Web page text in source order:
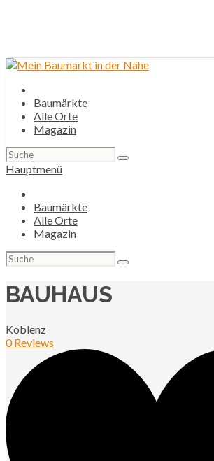
Baumärkte
Alle Orte
Magazin
Suchen
nach:
Hauptmenü
Baumärkte
Alle Orte
Magazin
Suchen
nach:
BAUHAUS
Koblenz
0 Reviews